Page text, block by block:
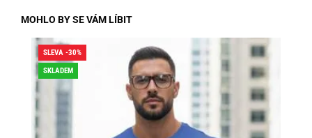
MOHLO BY SE VÁM LÍBIT
SLEVA -30%
SKLADEM